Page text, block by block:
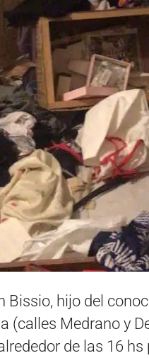
Bissio, hijo del
(calles Medrano y
de las 16 hs